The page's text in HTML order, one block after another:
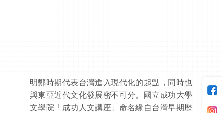
明鄭時期代表台灣進入現代化的起點，同時也
與東亞近代文化發展密不可分。國立成功大學
文學院「成功人文講座」命名緣自台灣早期歷